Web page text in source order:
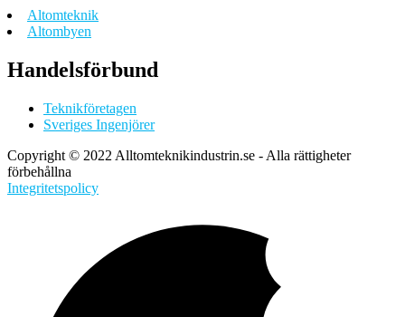
Altomteknik
Altombyen
Handelsförbund
Teknikföretagen
Sveriges Ingenjörer
Copyright © 2022 Alltomteknikindustrin.se - Alla rättigheter
förbehållna
Integritetspolicy